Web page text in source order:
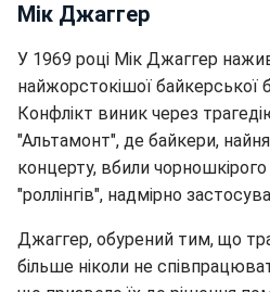
Мік Джаггер
У 1969 році Мік Джаггер
найжорстокішої байкерської
Конфлікт виник через
"Альтамонт", де байкери,
концерту, вбили
"роллінгів", надмірно
Джаггер, обурений тим, що
більше ніколи не